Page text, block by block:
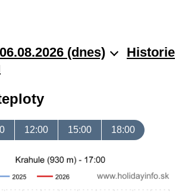
(dnes)
Historie
12:00 15:00 18:00